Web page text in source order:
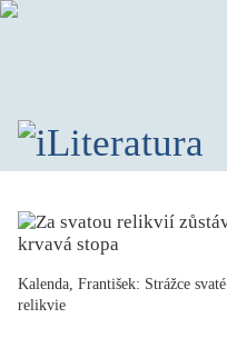
SPISOVATELÉ
Kalenda, František: Strážce svaté
relikvie